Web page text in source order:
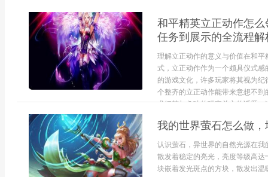
和平精英立正动作怎
任务到展示的全流程解
理解立正动作的意义与价值在和
式，立正动作作为一个颇具仪式
的游戏文化，许多玩家将其视为
个整齐的立正动作能带来意想不
求细节与趣味的玩家关心的话题
我的世界萤石怎么做
认识萤石，异世界的自然光源在
散发着稳定的亮光，亮度等级高
块嵌着发光斑点的方块，散发出